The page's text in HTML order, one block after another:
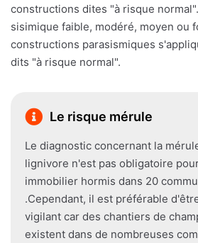
constructions dites "à risque
sisimique faible, modéré, moyen ou
constructions parasismiques
dits "à risque normal".
Le risque mérule
Le diagnostic concernant la
lignivore n'est pas obligatoire
immobilier hormis dans 20
.Cependant, il est préférable
vigilant car des chantiers de
existent dans de nombreuses